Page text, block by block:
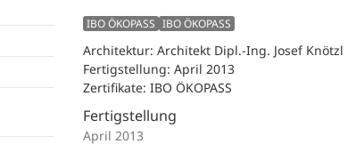
IBO ÖKOPASS IBO ÖKOPASS
Architektur: Architekt Dipl.-Ing. Josef Knötzl
Fertigstellung: April 2013
Zertifikate: IBO ÖKOPASS
Fertigstellung
April 2013